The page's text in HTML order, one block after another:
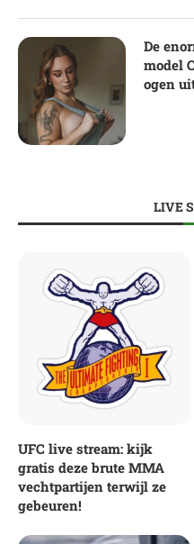
De
model
ogen
LIVE
UFC live stream: kijk
gratis deze brute MMA
vechtpartijen terwijl ze
gebeuren!